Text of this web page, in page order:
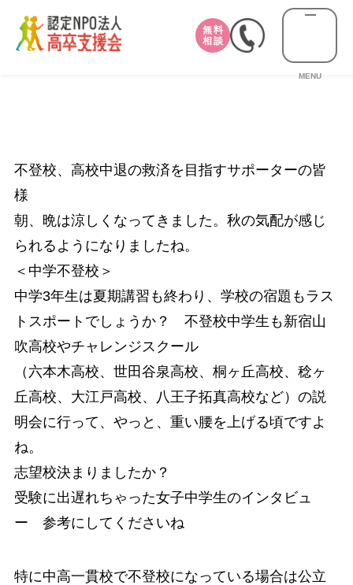
無料
相談
MENU
不登校、高校中退の救済を目指すサポーターの皆
様
朝、晩は涼しくなってきました。秋の気配が感じ
られるようになりましたね。
＜中学不登校＞
中学3年生は夏期講習も終わり、学校の宿題もラス
トスポートでしょうか？ 不登校中学生も新宿山
吹高校やチャレンジスクール
（六本木高校、世田谷泉高校、桐ヶ丘高校、稔ヶ
丘高校、大江戸高校、八王子拓真高校など）の説
明会に行って、やっと、重い腰を上げる頃ですよ
ね。
志望校決まりましたか？
受験に出遅れちゃった女子中学生のインタビュ
ー 参考にしてくださいね
特に中高一貫校で不登校になっている場合は公立